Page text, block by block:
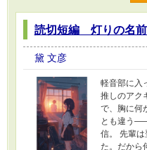
読切短編 灯りの名前
黛 文彦
軽音部に入
推しのアク
で、胸に何
とも違う
信。 先輩
た。だから